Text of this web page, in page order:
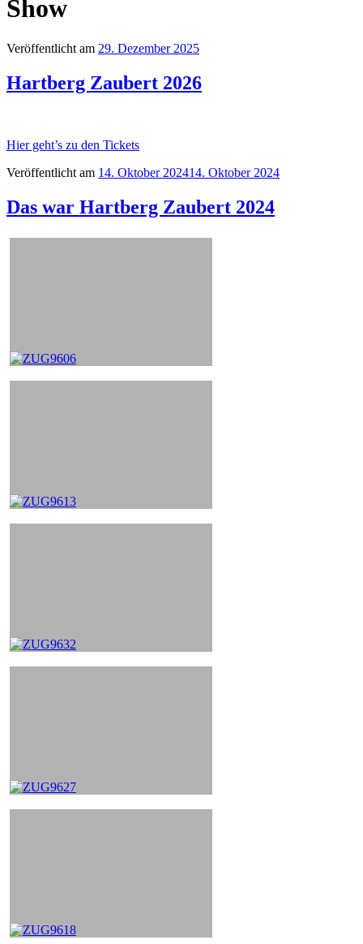
Show
Veröffentlicht am 29. Dezember 2025
Hartberg Zaubert 2026
Hier geht’s zu den Tickets
Veröffentlicht am 14. Oktober 202414. Oktober 2024
Das war Hartberg Zaubert 2024